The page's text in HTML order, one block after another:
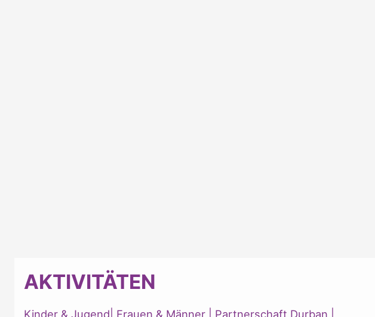
AKTIVITÄTEN
Kinder & Jugend Frauen & Männer Partnerschaft Durban